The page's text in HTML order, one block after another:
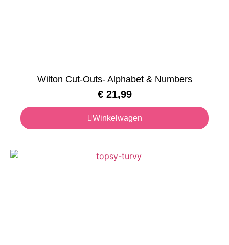
Wilton Cut-Outs- Alphabet & Numbers
€21,99
Winkelwagen